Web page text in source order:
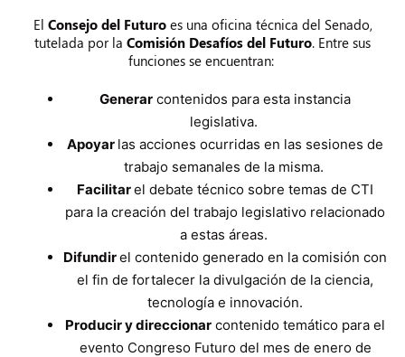
El Consejo del Futuro es una oficina técnica del Senado,
tutelada por la Comisión Desafíos del Futuro. Entre sus
funciones se encuentran:
Generar contenidos para esta instancia
legislativa.
Apoyar las acciones ocurridas en las sesiones de
trabajo semanales de la misma.
Facilitarel debate técnico sobre temas de CTI
para la creación del trabajo legislativo relacionado
a estas áreas.
Difundirel contenido generado en la comisión con
el fin de fortalecer la divulgación de la ciencia,
tecnología e innovación.
Producir y direccionar contenido temático para el
evento Congreso Futuro del mes de enero de